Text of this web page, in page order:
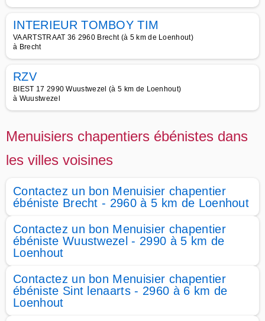
INTERIEUR TOMBOY TIM
VAARTSTRAAT 36 2960 Brecht (à 5 km de Loenhout)
à Brecht
RZV
BIEST 17 2990 Wuustwezel (à 5 km de Loenhout)
à Wuustwezel
Menuisiers chapentiers ébénistes dans
les villes voisines
Contactez un bon Menuisier chapentier
ébéniste Brecht - 2960 à 5 km de Loenhout
Contactez un bon Menuisier chapentier
ébéniste Wuustwezel - 2990 à 5 km de
Loenhout
Contactez un bon Menuisier chapentier
ébéniste Sint lenaarts - 2960 à 6 km de
Loenhout